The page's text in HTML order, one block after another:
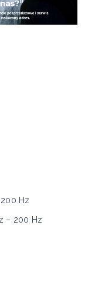
Hz
– 200 Hz